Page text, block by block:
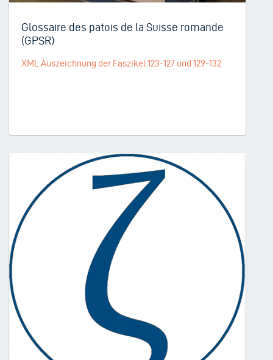
Glossaire des patois de la Suisse romande
(GPSR)
XML Auszeichnung der Faszikel 123-127 und 129-132